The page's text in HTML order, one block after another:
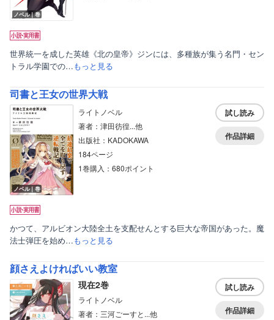
ノベル｜巻
世界統一を成した英雄《北の皇帝》ジンには、多種族が集う名門・セン
トラル学園での…もっと見る
司書と王女の世界大戦
ノベル｜巻
ライトノベル
著者：津田彷徨...他
出版社：KADOKAWA
184ページ
1巻購入：680ポイント
試し読み
作品詳細
かつて、アルビオン大陸全土を支配せんとする巨大な帝国があった。魔
法士弾圧を始め…もっと見る
顔さえよければいい教室
現在2巻
ライトノベル
著者：三河ごーすと...他
試し読み
作品詳細